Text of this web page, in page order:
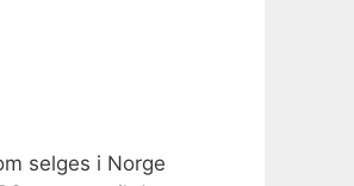
selges i Norge